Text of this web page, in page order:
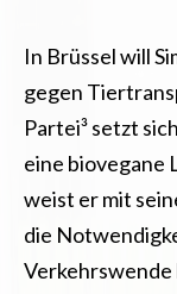
In Brüssel will
gegen
Partei³ setzt
eine biovegane
weist er mit
die
Verkehrswende